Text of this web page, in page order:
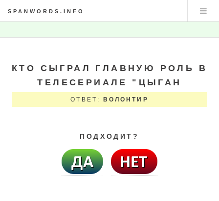
SPANWORDS.INFO
КТО СЫГРАЛ ГЛАВНУЮ РОЛЬ В
ТЕЛЕСЕРИАЛЕ "ЦЫГАН
ОТВЕТ: ВОЛОНТИР
ПОДХОДИТ?